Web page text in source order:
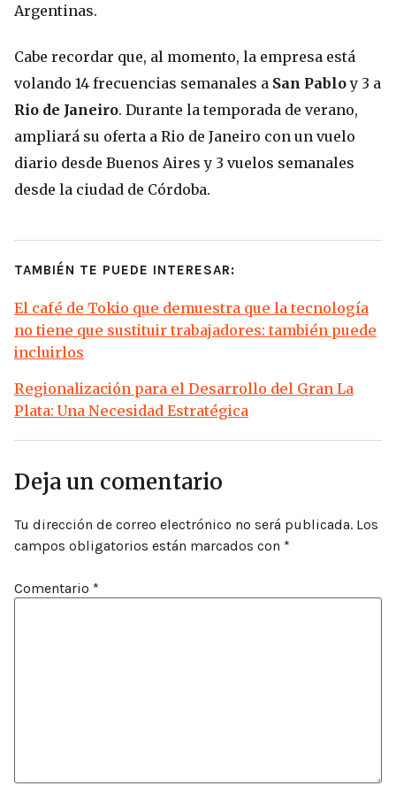
Argentinas.
Cabe recordar que, al momento, la empresa está
volando 14 frecuencias semanales a San Pabloy 3 a
Rio de Janeiro. Durante la temporada de verano,
ampliará su oferta a Rio de Janeiro con un vuelo
diario desde Buenos Aires y 3 vuelos semanales
desde la ciudad de Córdoba.
TAMBIÉN TE PUEDE INTERESAR:
El café de Tokio que demuestra que la tecnología
no tiene que sustituir trabajadores: también puede
incluirlos
Regionalización para el Desarrollo del Gran La
Plata: Una Necesidad Estratégica
Deja un comentario
Tu dirección de correo electrónico no será publicada. Los
campos obligatorios están marcados con *
Comentario *